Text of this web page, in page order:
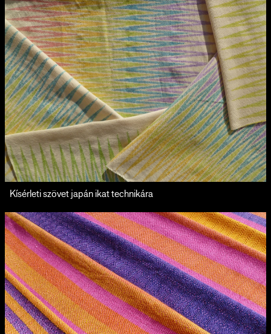
Kísérleti szövet japán ikat technikára